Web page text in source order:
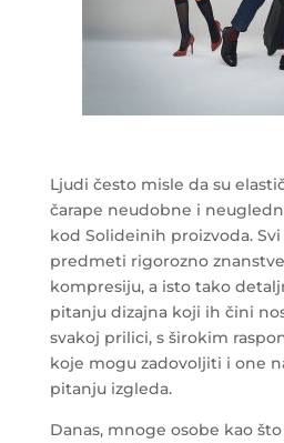
Ljudi često misle da su
čarape neudobne i
kod Solideinih proizvoda.
predmeti rigorozno
kompresiju, a isto tako
pitanju dizajna koji ih čini
svakoj prilici, s širokim
koje mogu zadovoljiti i one
pitanju izgleda.
Danas, mnoge osobe kao